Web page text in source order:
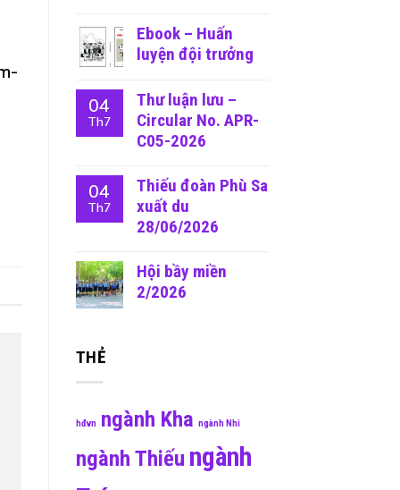
Ebook – Huấn
luyện đội trưởng
04
Th7
Thư luận lưu –
Circular No. APR-
C05-2026
04
Th7
Thiếu đoàn Phù Sa
xuất du
28/06/2026
Hội bầy miền
2/2026
THẺ
hđvn ngành Kha ngành Nhi
ngành Thiếu ngành